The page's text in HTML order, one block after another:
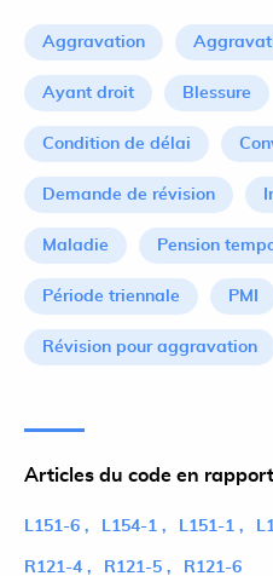
Aggravation
Ayant droit Blessure
Condition de délai
Demande de révision
Maladie Pension
Période triennale PMI
Révision pour aggravation
Articles du code en rapport
L151-6 L154-1 L151-1
R121-4 R121-5 R121-6